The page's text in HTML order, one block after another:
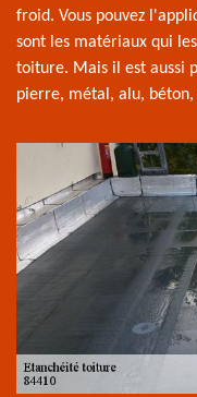
froid. Vous pouvez
sont les matériaux qui
toiture. Mais il est aussi
pierre, métal, alu, béton,